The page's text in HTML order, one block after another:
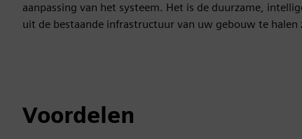
aanpassing van het systeem. Het is de duurzame,
uit de bestaande infrastructuur van uw gebouw te
Voordelen